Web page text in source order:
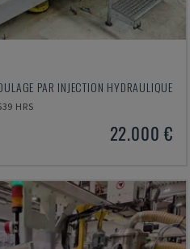
PAR INJECTION HYDRAULIQUE
HRS
22.000 €